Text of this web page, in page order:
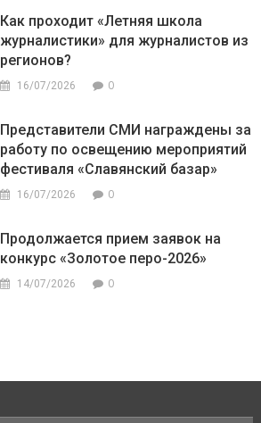
Как проходит «Летняя школа
журналистики» для журналистов из
регионов?
16/07/2026 0
Представители СМИ награждены за
работу по освещению мероприятий
фестиваля «Славянский базар»
16/07/2026 0
Продолжается прием заявок на
конкурс «Золотое перо-2026»
14/07/2026 0